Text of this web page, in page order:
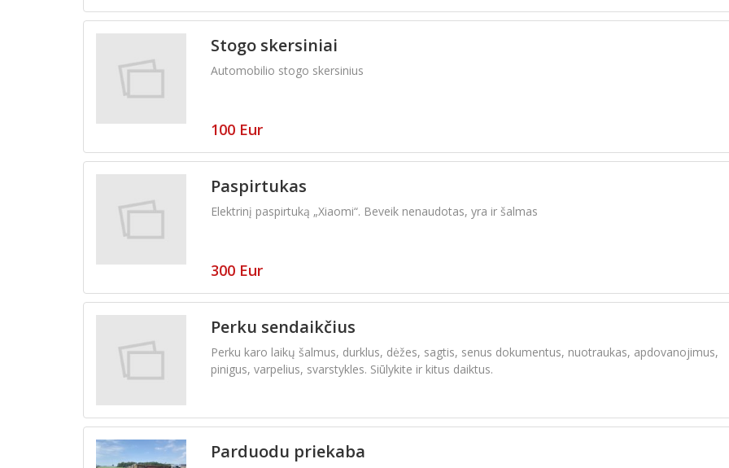
Stogo skersiniai
Automobilio stogo skersinius
100 Eur
Paspirtukas
Elektrinį paspirtuką „Xiaomi“. Beveik nenaudotas, yra ir šalmas
300 Eur
Perku sendaikčius
Perku karo laikų šalmus, durklus, dėžes, sagtis, senus dokumentus, nuotraukas, apdovanojimus,
pinigus, varpelius, svarstykles. Siūlykite ir kitus daiktus.
Parduodu priekaba